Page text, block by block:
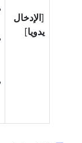
[الإدخال
يدويا]